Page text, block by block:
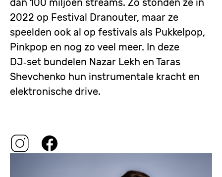
2022 op Festival Dranouter, maar ze
speelden ook al op festivals als Pukkelpop,
Pinkpop en nog zo veel meer. In deze
DJ‑set bundelen Nazar Lekh en Taras
Shevchenko hun instrumentale kracht en
elektronische drive.